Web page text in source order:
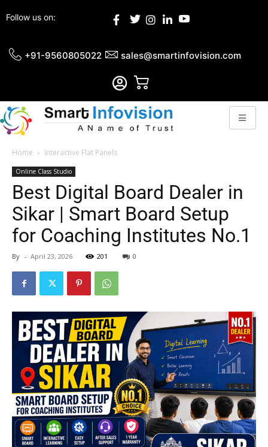
Follow us on:
+91-9560805022 sales@smartinfovision.com
Home Interactive Flat Panels
Online Class Studio
Best Digital Board Dealer in
Sikar | Smart Board Setup
for Coaching Institutes No.1
By - April 23, 2026 201 0